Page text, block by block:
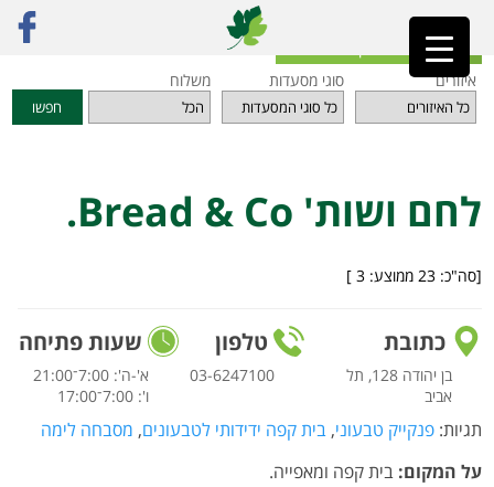
ראשי»מסעדות לחם ושות' Bread & Co.
חזרה לאינדקס המסעדות
איזורים
סוגי מסעדות משלוח
חפשו
לחם ושות' Bread & Co.
[סה"כ: 23 ממוצע: 3
]
כתובת
בן יהודה 128, תל
אביב
טלפון
03-6247100
שעות פתיחה
א'-ה': 7:00־21:00
ו': 7:00־17:00
תגיות: פנקייק טבעוני, בית קפה ידידותי לטבעונים, מסבחה לימה
על המקום: בית קפה ומאפייה.